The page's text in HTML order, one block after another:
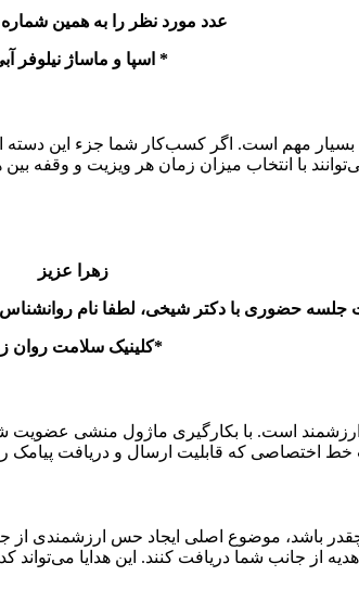
عدد مورد نظر را به همین شماره
* اسپا و ماساژ نیلوفر
بسیار مهم است. اگر کسب‌کار شما جزء این
با انتخاب میزان زمان هر ویزیت و وقفه
زهرا عزیز
حضوری با دکتر شیخی، لطفا نام روانشناس
*کلینیک سلامت روان
است. با بکارگیری ماژول منشی عضویت
اختصاصی که قابلیت ارسال و دریافت پیامک
باشد، موضوع اصلی ایجاد حس ارزشمندی از
از جانب شما دریافت کنند. این هدایا